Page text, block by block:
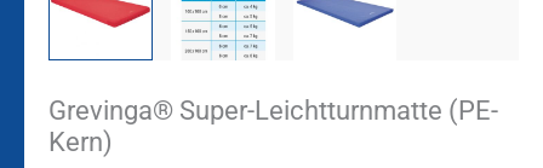
Grevinga® Super-Leichtturnmatte (PE-
Kern)